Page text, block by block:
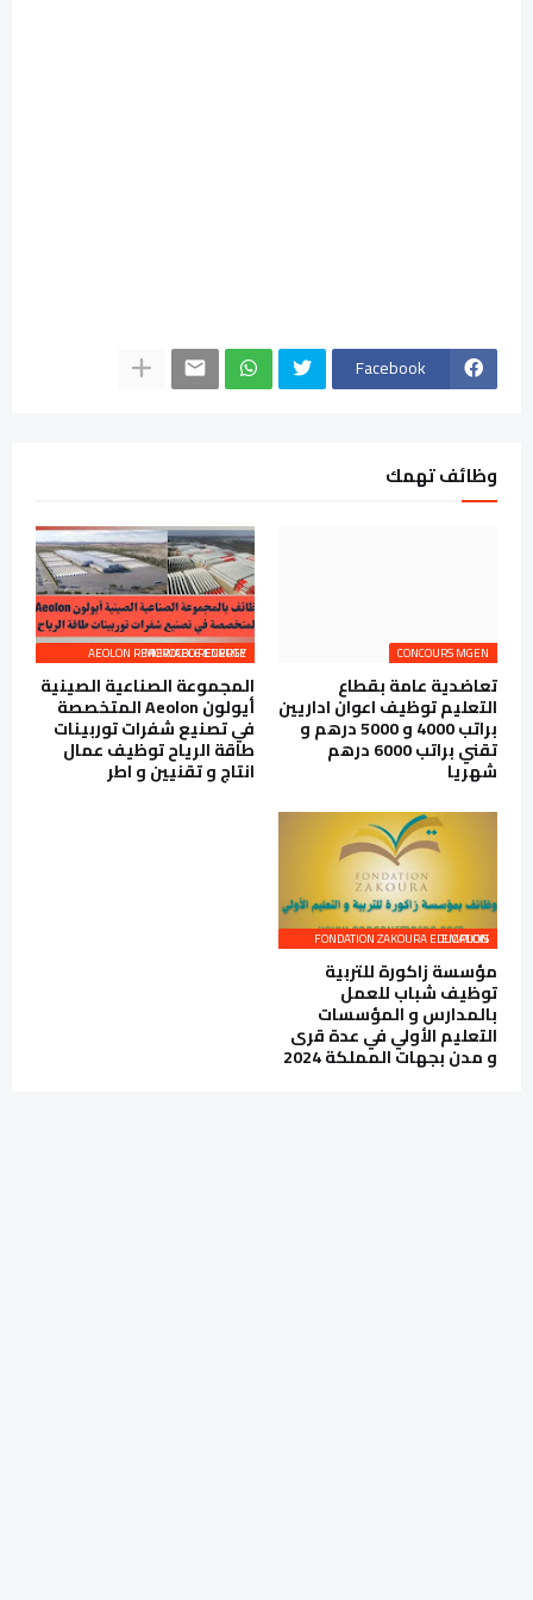
Facebook
وظائف تهمك
CONCOURS MGEN
تعاضدية عامة بقطاع
التعليم توظيف اعوان اداريين
براتب 4000 و 5000 درهم و
تقني براتب 6000 درهم
شهريا
AEOLON RENEWABLE ENERGY MOROCCO RECRUTE
المجموعة الصناعية الصينية
أيولون Aeolon المتخصصة
في تصنيع شفرات توربينات
طاقة الرياح توظيف عمال
انتاج و تقنيين و اطر
FONDATION ZAKOURA EDUCATION EMPLOIS
مؤسسة زاكورة للتربية
توظيف شباب للعمل
بالمدارس و المؤسسات
التعليم الأولي في عدة قرى
و مدن بجهات المملكة 2024